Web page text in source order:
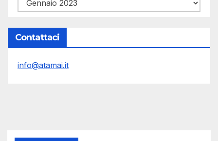
Contattaci
info@atamai.it